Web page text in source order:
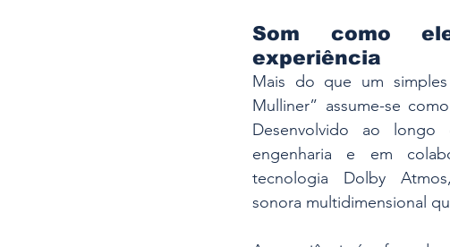
Som como
experiência
Mais do que um
Mulliner” assume-se
Desenvolvido ao
engenharia e em
tecnologia Dolby
sonora multidimensional